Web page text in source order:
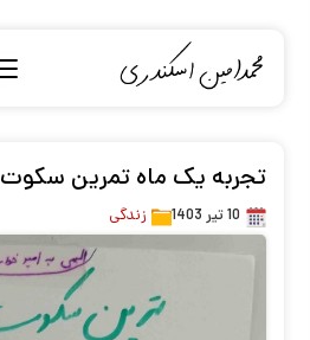
تجربه یک ماه تمرین سکوت
10 تیر 1403 زندگی